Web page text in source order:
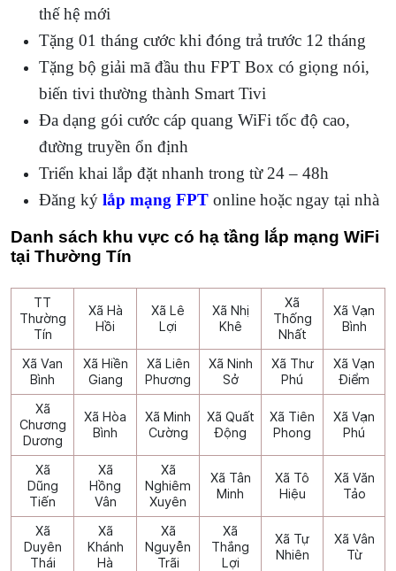
thế hệ mới
Tặng 01 tháng cước khi đóng trả trước 12 tháng
Tặng bộ giải mã đầu thu FPT Box có giọng nói,
biến tivi thường thành Smart Tivi
Đa dạng gói cước cáp quang WiFi tốc độ cao,
đường truyền ổn định
Triển khai lắp đặt nhanh trong từ 24 – 48h
Đăng ký lắp mạng FPT online hoặc ngay tại nhà
Danh sách khu vực có hạ tầng lắp mạng WiFi
tại Thường Tín
TT
Thường
Tín
Xã Hà
Hồi
Xã Lê
Lợi
Xã Nhị
Khê
Xã
Thống
Nhất
Xã Vạn
Bình
Xã Van
Bình
Xã Hiền
Giang
Xã Liên
Phương
Xã Ninh
Sở
Xã Thư
Phú
Xã Vạn
Điểm
Xã
Chương
Dương
Xã Hòa
Bình
Xã Minh
Cường
Xã Quất
Động
Xã Tiên
Phong
Xã Vạn
Phú
Xã
Dũng
Tiến
Xã
Hồng
Vân
Xã
Nghiêm
Xuyên
Xã Tân
Minh
Xã Tô
Hiệu
Xã Văn
Tảo
Xã
Duyên
Thái
Xã
Khánh
Hà
Xã
Nguyễn
Trãi
Xã
Thắng
Lợi
Xã Tự
Nhiên
Xã Vân
Từ